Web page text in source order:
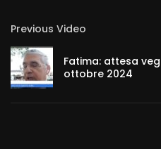
Previous Video
Fatima: attesa
ottobre 2024